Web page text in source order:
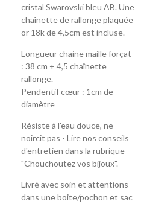
cristal Swarovski bleu AB. Une
chaînette de rallonge plaquée
or 18k de 4,5cm est incluse.
Longueur chaine maille forçat
: 38 cm + 4,5 chaînette
rallonge.
Pendentif cœur : 1cm de
diamètre
Résiste à l'eau douce, ne
noircit pas - Lire nos conseils
d'entretien dans la rubrique
"Chouchoutez vos bijoux".
Livré avec soin et attentions
dans une boite/pochon et sac